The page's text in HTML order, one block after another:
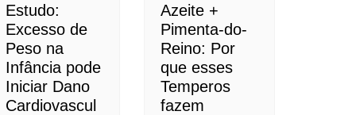
Estudo:
Excesso de
Peso na
Infância pode
Iniciar Dano
Cardiovascul
Azeite +
Pimenta-do-
Reino: Por
que esses
Temperos
fazem